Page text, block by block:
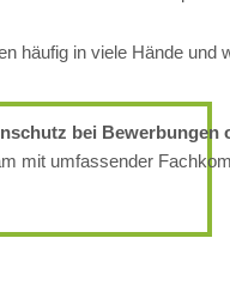
häufig in viele Hände
bei
mit umfassender